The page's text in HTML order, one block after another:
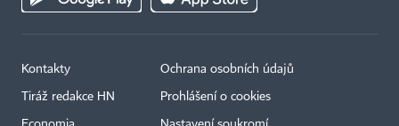
Kontakty
Tiráž redakce HN
Ochrana osobních údajů
Prohlášení o cookies